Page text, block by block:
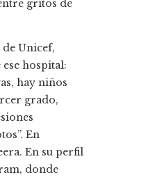
gritos de
Unicef,
hospital:
hay niños
grado,
En
En su perfil
donde